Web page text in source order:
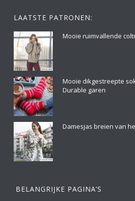
LAATSTE PATRONEN:
Mooie ruimvallende
Mooie dikgestreepte
Durable garen
Damesjas breien van
BELANGRIJKE PAGINA’S